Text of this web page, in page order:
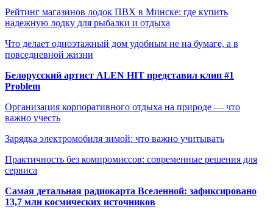
Рейтинг магазинов лодок ПВХ в Минске: где купить
надежную лодку для рыбалки и отдыха
Что делает одноэтажный дом удобным не на бумаге, а в
повседневной жизни
Белорусский артист ALEN HIT представил клип #1
Problem
Организация корпоративного отдыха на природе — что
важно учесть
Зарядка электромобиля зимой: что важно учитывать
Практичность без компромиссов: современные решения для
сервиса
Самая детальная радиокарта Вселенной: зафиксировано
13,7 млн космических источников